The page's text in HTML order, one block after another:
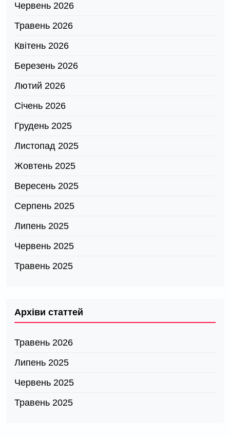
Червень 2026
Травень 2026
Квітень 2026
Березень 2026
Лютий 2026
Січень 2026
Грудень 2025
Листопад 2025
Жовтень 2025
Вересень 2025
Серпень 2025
Липень 2025
Червень 2025
Травень 2025
Архіви статтей
Травень 2026
Липень 2025
Червень 2025
Травень 2025